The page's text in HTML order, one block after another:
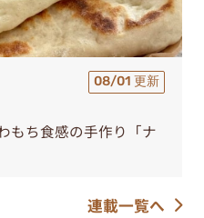
08/01 更新
もち食感の手作り「ナ
連載一覧へ